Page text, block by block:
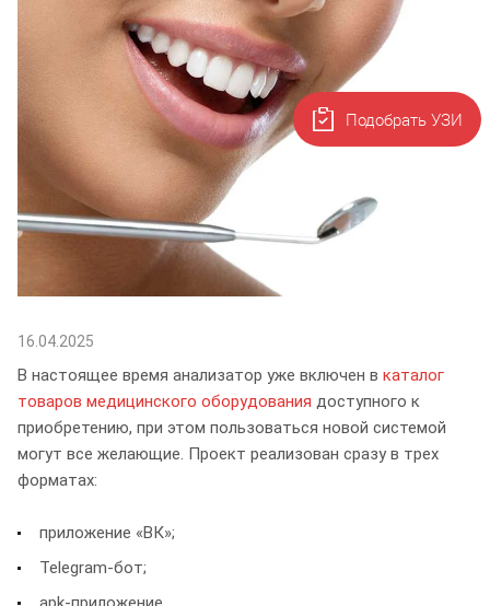
16.04.2025
В настоящее время анализатор уже включен в каталог
товаров медицинского оборудования доступного к
приобретению, при этом пользоваться новой системой
могут все желающие. Проект реализован сразу в трех
форматах:
приложение «ВК»;
Telegram-бот;
Подобрать УЗИ